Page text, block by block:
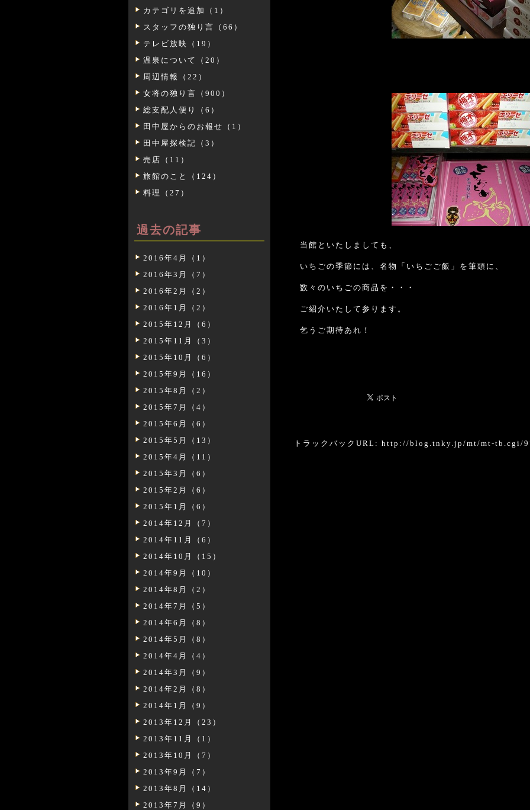
カテゴリを追加（1）
スタッフの独り言（66）
テレビ放映（19）
温泉について（20）
周辺情報（22）
女将の独り言（900）
総支配人便り（6）
田中屋からのお報せ（1）
田中屋探検記（3）
売店（11）
旅館のこと（124）
料理（27）
過去の記事
2016年4月（1）
2016年3月（7）
2016年2月（2）
2016年1月（2）
2015年12月（6）
2015年11月（3）
2015年10月（6）
2015年9月（16）
2015年8月（2）
2015年7月（4）
2015年6月（6）
2015年5月（13）
2015年4月（11）
2015年3月（6）
2015年2月（6）
2015年1月（6）
2014年12月（7）
2014年11月（6）
2014年10月（15）
2014年9月（10）
2014年8月（2）
2014年7月（5）
2014年6月（8）
2014年5月（8）
2014年4月（4）
2014年3月（9）
2014年2月（8）
2014年1月（9）
2013年12月（23）
2013年11月（1）
2013年10月（7）
2013年9月（7）
2013年8月（14）
2013年7月（9）
当館といたしましても、
いちごの季節には、名物「いちごご飯」を筆頭に、
数々のいちごの商品を・・・
ご紹介いたして参ります。
乞うご期待あれ！
トラックバックURL: http://blog.tnky.jp/mt/mt-tb.cgi/